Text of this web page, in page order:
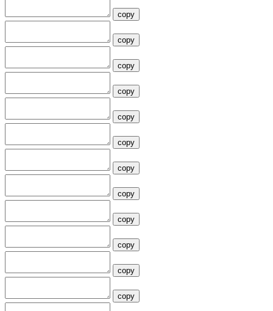
copy
copy
copy
copy
copy
copy
copy
copy
copy
copy
copy
copy